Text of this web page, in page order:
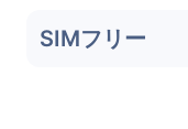
SIMフリー